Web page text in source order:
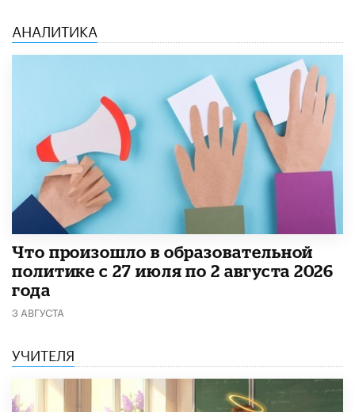
АНАЛИТИКА
​Что произошло в образовательной
политике с 27 июля по 2 августа 2026
года
3 АВГУСТА
УЧИТЕЛЯ